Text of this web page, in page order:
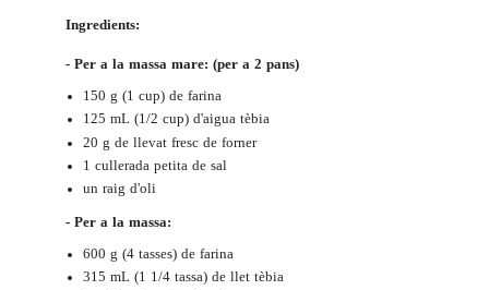
Ingredients:
- Per a la massa mare: (per a 2 pans)
150 g (1 cup) de farina
125 mL (1/2 cup) d'aigua tèbia
20 g de llevat fresc de forner
1 cullerada petita de sal
un raig d'oli
- Per a la massa:
600 g (4 tasses) de farina
315 mL (1 1/4 tassa) de llet tèbia